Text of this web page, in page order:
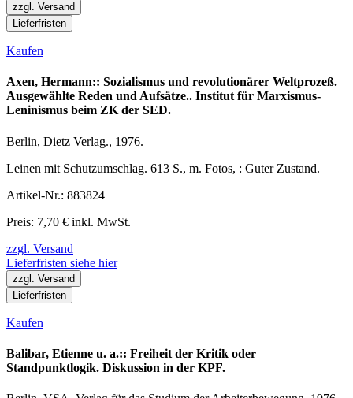
zzgl. Versand
Lieferfristen
Kaufen
Axen, Hermann:: Sozialismus und revolutionärer Weltprozeß.
Ausgewählte Reden und Aufsätze.. Institut für Marxismus-
Leninismus beim ZK der SED.
Berlin, Dietz Verlag., 1976.
Leinen mit Schutzumschlag. 613 S., m. Fotos, : Guter Zustand.
Artikel-Nr.: 883824
Preis: 7,70 € inkl. MwSt.
zzgl. Versand
Lieferfristen siehe hier
zzgl. Versand
Lieferfristen
Kaufen
Balibar, Etienne u. a.:: Freiheit der Kritik oder
Standpunktlogik. Diskussion in der KPF.